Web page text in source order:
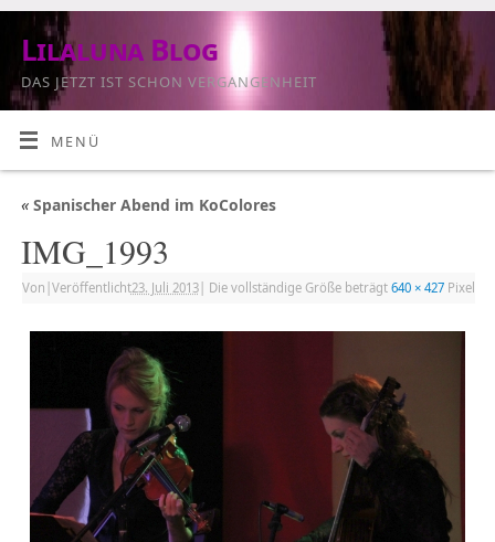
Lilaluna Blog
DAS JETZT IST SCHON VERGANGENHEIT
MENÜ
«Spanischer Abend im KoColores
IMG_1993
Von Veröffentlicht23. Juli 2013| Die vollständige Größe beträgt 640 × 427Pixel